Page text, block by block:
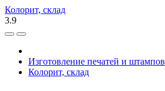
Колорит, склад
3.9
Изготовление печатей и штампов
Колорит, склад